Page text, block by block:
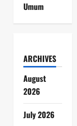
Umum
ARCHIVES
August
2026
July 2026